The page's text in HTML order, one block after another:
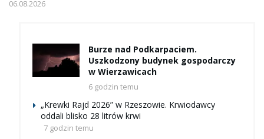
06.08.2026
Burze nad Podkarpaciem.
Uszkodzony budynek gospodarczy
w Wierzawicach
6 godzin temu
„Krewki Rajd 2026” w Rzeszowie. Krwiodawcy
oddali blisko 28 litrów krwi
7 godzin temu